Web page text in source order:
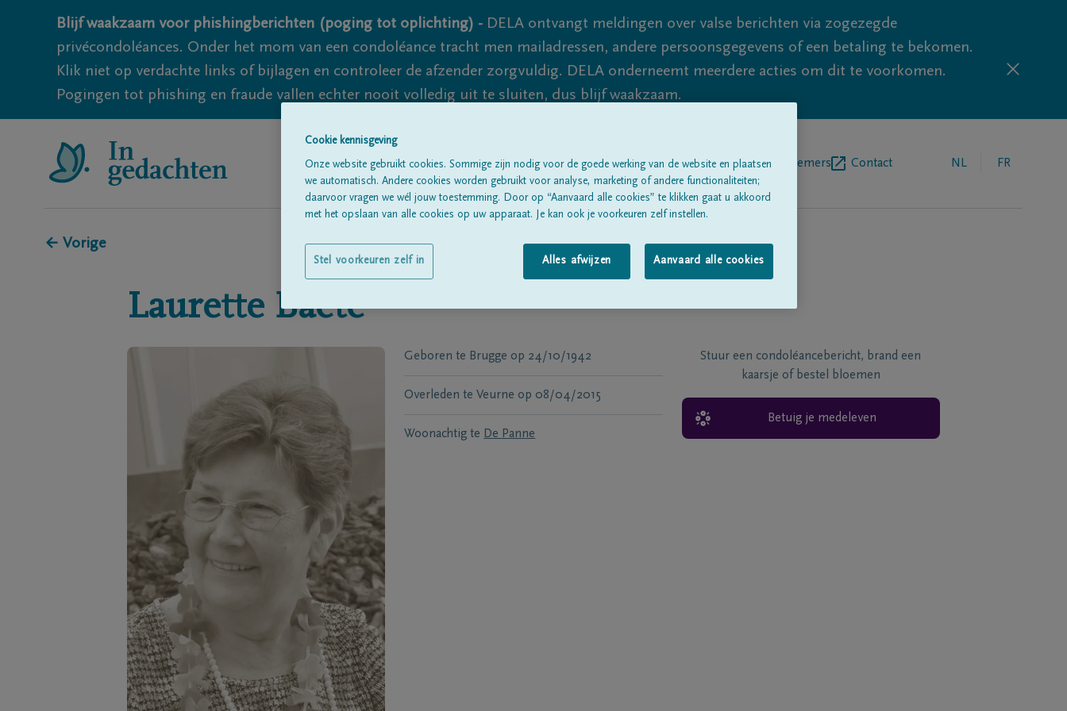
Blijf waakzaam voor phishingberichten (poging tot oplichting) - DELA ontvangt meldingen over valse berichten via zogezegde
privécondoléances. Onder het mom van een condoléance tracht men mailadressen, andere persoonsgegevens of een betaling te bekomen.
Klik niet op verdachte links of bijlagen en controleer de afzender zorgvuldig. DELA onderneemt meerdere acties om dit te voorkomen.
Pogingen tot phishing en fraude vallen echter nooit volledig uit te sluiten, dus blijf waakzaam.
Alle rouwberichtenOver onsBegrafenisondernemers Contact NL FR
← Vorige
Laurette Baete
Geboren te Brugge op 24/10/1942
Overleden te Veurne op 08/04/2015
Woonachtig te De Panne
Stuur een condoléancebericht, brand een
kaarsje of bestel bloemen
Betuig je medeleven
Cookie kennisgeving
Onze website gebruikt cookies. Sommige zijn nodig voor de goede werking van de website en plaatsen
we automatisch. Andere cookies worden gebruikt voor analyse, marketing of andere functionaliteiten;
daarvoor vragen we wél jouw toestemming. Door op “Aanvaard alle cookies” te klikken gaat u akkoord
met het opslaan van alle cookies op uw apparaat. Je kan ook je voorkeuren zelf instellen.
Alles afwijzen Aanvaard alle cookies
Stel voorkeuren zelf in